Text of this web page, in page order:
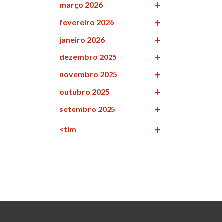
março 2026
fevereiro 2026
janeiro 2026
dezembro 2025
novembro 2025
outubro 2025
setembro 2025
<tim